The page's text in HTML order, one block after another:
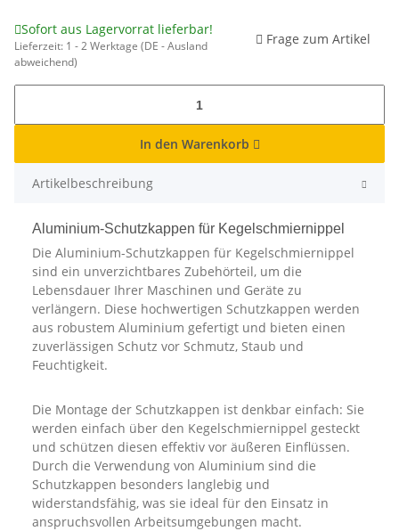
Sofort aus Lagervorrat lieferbar!
Lieferzeit: 1 - 2 Werktage (DE - Ausland
abweichend)
Frage zum Artikel
In den Warenkorb
Artikelbeschreibung
Aluminium-Schutzkappen für Kegelschmiernippel
Die Aluminium-Schutzkappen für Kegelschmiernippel
sind ein unverzichtbares Zubehörteil, um die
Lebensdauer Ihrer Maschinen und Geräte zu
verlängern. Diese hochwertigen Schutzkappen werden
aus robustem Aluminium gefertigt und bieten einen
zuverlässigen Schutz vor Schmutz, Staub und
Feuchtigkeit.
Die Montage der Schutzkappen ist denkbar einfach: Sie
werden einfach über den Kegelschmiernippel gesteckt
und schützen diesen effektiv vor äußeren Einflüssen.
Durch die Verwendung von Aluminium sind die
Schutzkappen besonders langlebig und
widerstandsfähig, was sie ideal für den Einsatz in
anspruchsvollen Arbeitsumgebungen macht.